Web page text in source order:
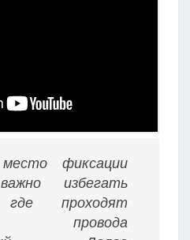
фиксации
избегать
где проходят
провода